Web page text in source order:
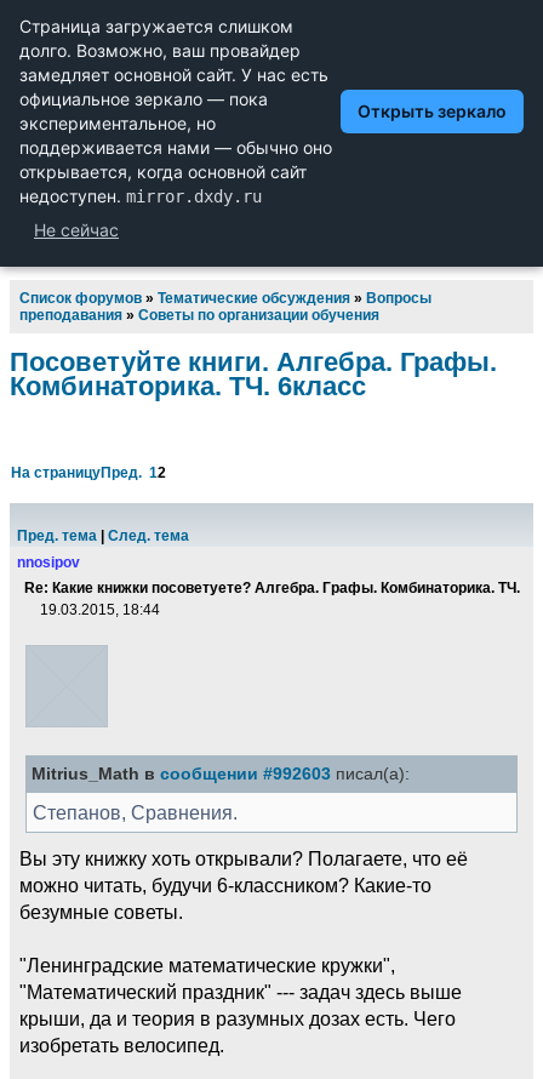
Научный форум dxdy
Математика, Физика, Computer Science, Machine Learning,
LaTeX, Механика и Техника, Химия,
Биология и Медицина, Экономика и Финансовая
Математика, Гуманитарные науки
Список форумов » Тематические обсуждения » Вопросы
преподавания » Советы по организации обучения
Посоветуйте книги. Алгебра. Графы.
Комбинаторика. ТЧ. 6класс
На страницуПред. 12
Пред. тема
След. тема
nnosipov
Re: Какие книжки посоветуете? Алгебра. Графы. Комбинаторика. ТЧ.
19.03.2015, 18:44
Mitrius_Math в сообщении #992603 писал(а):
Степанов, Сравнения.
Вы эту книжку хоть открывали? Полагаете, что её
можно читать, будучи 6-классником? Какие-то
безумные советы.
"Ленинградские математические кружки",
"Математический праздник" --- задач здесь выше
крыши, да и теория в разумных дозах есть. Чего
изобретать велосипед.